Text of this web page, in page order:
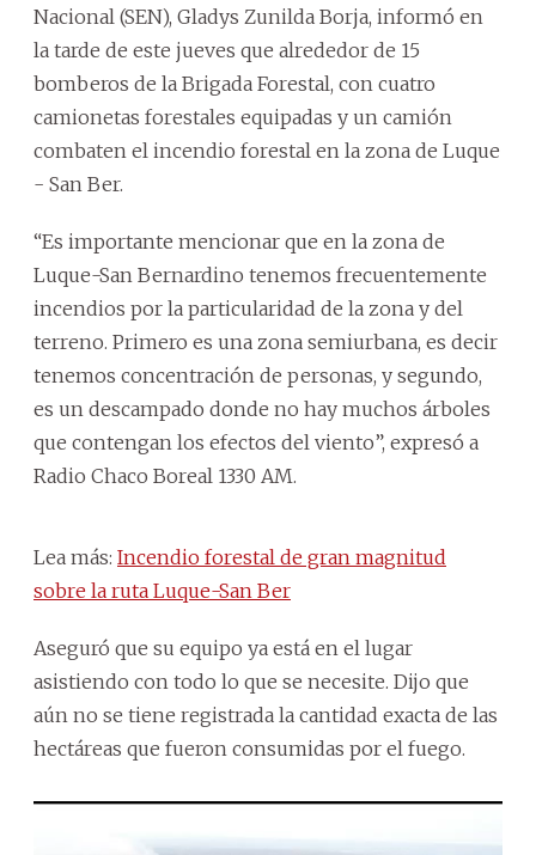
Nacional (SEN), Gladys Zunilda Borja, informó en
la tarde de este jueves que alrededor de 15
bomberos de la Brigada Forestal, con cuatro
camionetas forestales equipadas y un camión
combaten el incendio forestal en la zona de Luque
- San Ber.
“Es importante mencionar que en la zona de
Luque-San Bernardino tenemos frecuentemente
incendios por la particularidad de la zona y del
terreno. Primero es una zona semiurbana, es decir
tenemos concentración de personas, y segundo,
es un descampado donde no hay muchos árboles
que contengan los efectos del viento”, expresó a
Radio Chaco Boreal 1330 AM.
Lea más: Incendio forestal de gran magnitud
sobre la ruta Luque-San Ber
Aseguró que su equipo ya está en el lugar
asistiendo con todo lo que se necesite. Dijo que
aún no se tiene registrada la cantidad exacta de las
hectáreas que fueron consumidas por el fuego.